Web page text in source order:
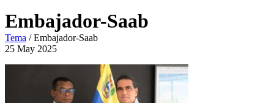
Embajador-Saab
Tema /Embajador-Saab
25 May 2025